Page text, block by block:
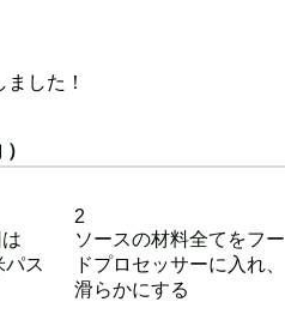
した！
パス
2
ソースの材料全てをフー
ドプロセッサーに入れ、
滑らかにする